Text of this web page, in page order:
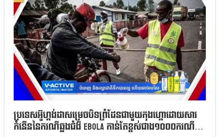
ប្រទេសអ៊ូហ្គង់ដាសម្រេចបិទព្រំដែនជាមួយកុងហ្គោដោយសារ
កំនើននៃករណីឆ្លងជំងឺ Ebola កាន់តែខ្ពស់ជាង១០០០ករណី…